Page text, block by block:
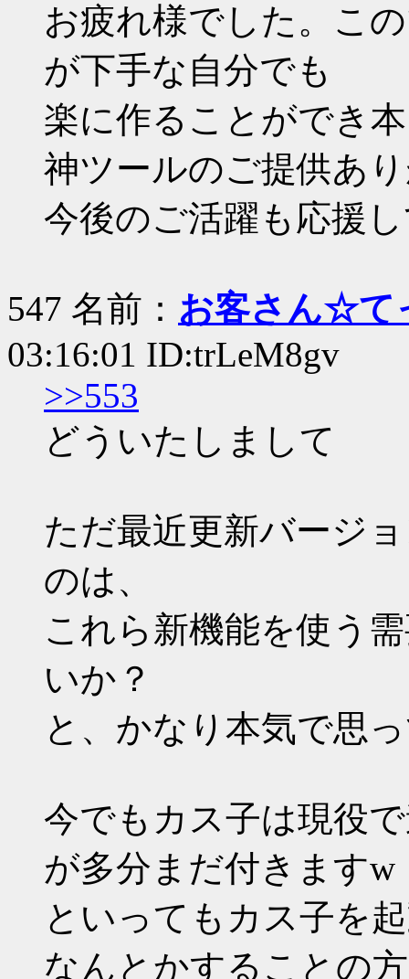
お疲れ様でした。こ
が下手な自分でも
楽に作ることができ
神ツールのご提供あ
今後のご活躍も応援
547 名前： お客さん☆て
03:16:01 ID:trLeM8gv
>>553
どういたしまして
ただ最近更新バージ
のは、
これら新機能を使う
いか？
と、かなり本気で思
今でもカス子は現役
が多分まだ付きますw
といってもカス子を
なんとかすることの